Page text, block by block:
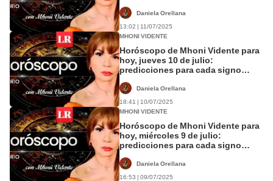
Daniela Orellana
13:02 | 11/07/2025
MHONI VIDENTE
Horóscopo de Mhoni Vidente para
hoy, jueves 10 de julio:
predicciones para cada signo
Daniela Orellana
18:41 | 10/07/2025
MHONI VIDENTE
Horóscopo de Mhoni Vidente para
hoy, miércoles 9 de julio:
predicciones para cada signo
Daniela Orellana
16:53 | 09/07/2025